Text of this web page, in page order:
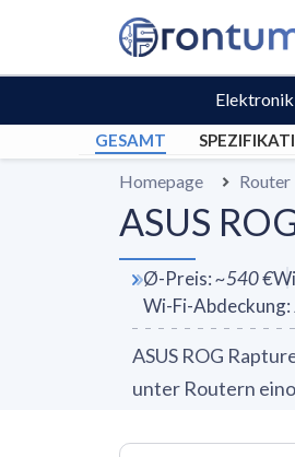
Elektronik
GESAMT
Homepage Router
ASUS
Ø-Preis:~540 €
Wi-Fi-Abdeckung:
ASUS ROG
unter Routern